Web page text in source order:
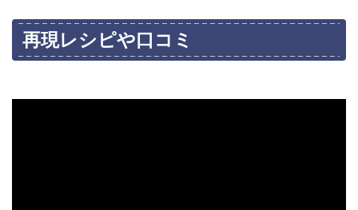
再現レシピや口コミ